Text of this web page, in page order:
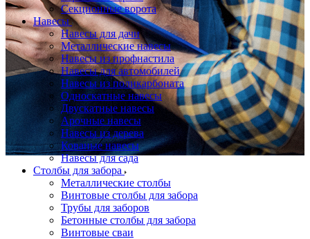
Секционные ворота
Навесы
Навесы для дачи
Металлические навесы
Навесы из профнастила
Навесы для автомобилей
Навесы из поликарбоната
Односкатные навесы
Двускатные навесы
Арочные навесы
Навесы из дерева
Кованые навесы
Навесы для сада
Столбы для забора
Металлические столбы
Винтовые столбы для забора
Трубы для заборов
Бетонные столбы для забора
Винтовые сваи